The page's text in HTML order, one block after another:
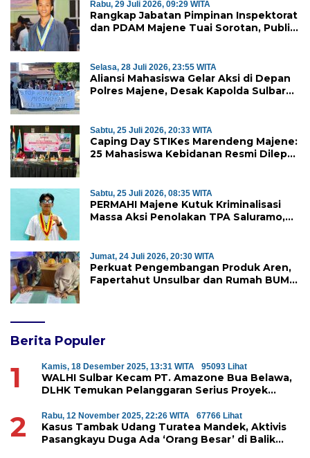
Rabu, 29 Juli 2026, 09:29 WITA
Rangkap Jabatan Pimpinan Inspektorat
dan PDAM Majene Tuai Sorotan, Publik
Selasa, 28 Juli 2026, 23:55 WITA
Aliansi Mahasiswa Gelar Aksi di Depan
Polres Majene, Desak Kapolda Sulbar
Sabtu, 25 Juli 2026, 20:33 WITA
Caping Day STIKes Marendeng Majene:
25 Mahasiswa Kebidanan Resmi Dilepas
Sabtu, 25 Juli 2026, 08:35 WITA
PERMAHI Majene Kutuk Kriminalisasi
Massa Aksi Penolakan TPA Saluramo,
Jumat, 24 Juli 2026, 20:30 WITA
Perkuat Pengembangan Produk Aren,
Fapertahut Unsulbar dan Rumah BUMN
Berita Populer
1 Kamis, 18 Desember 2025, 13:31 WITA 95093 Lihat
WALHI Sulbar Kecam PT. Amazone Bua Belawa,
DLHK Temukan Pelanggaran Serius Proyek
2 Rabu, 12 November 2025, 22:26 WITA 67766 Lihat
Kasus Tambak Udang Turatea Mandek, Aktivis
Pasangkayu Duga Ada ‘Orang Besar’ di Balik